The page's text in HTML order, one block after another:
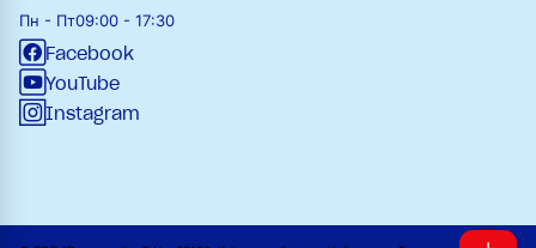
Пн - Пт09:00 - 17:30
Facebook
YouTube
Instagram